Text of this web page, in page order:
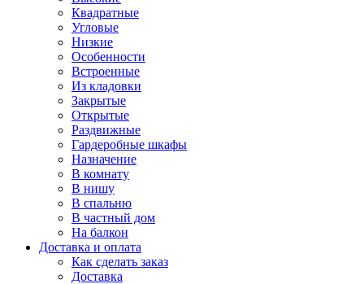
Квадратные
Угловые
Низкие
Особенности
Встроенные
Из кладовки
Закрытые
Открытые
Раздвижные
Гардеробные шкафы
Назначение
В комнату
В нишу
В спальню
В частный дом
На балкон
Доставка и оплата
Как сделать заказ
Доставка